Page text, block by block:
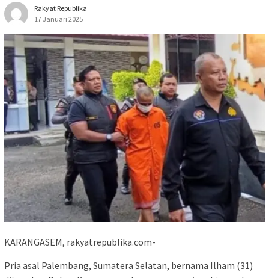
Rakyat Republika
17 Januari 2025
KARANGASEM, rakyatrepublika.com-
Pria asal Palembang, Sumatera Selatan, bernama Ilham (31)